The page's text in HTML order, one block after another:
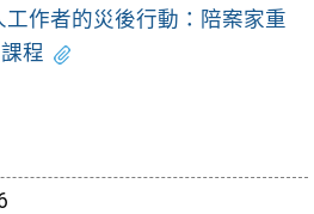
工作者的災後行動：陪案家重
程